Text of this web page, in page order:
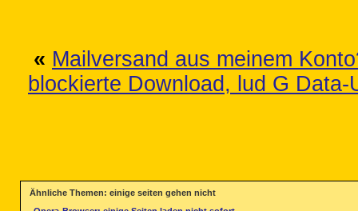
« Mailversand aus meinem
blockierte Download, lud G
Ähnliche Themen: einige seiten gehen nicht